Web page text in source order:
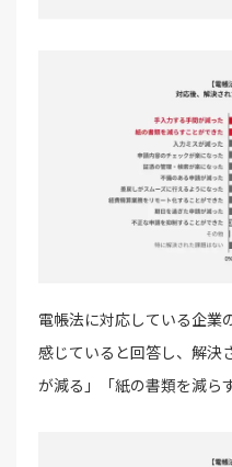
電帳法に対応している企業
感じていると回答し、解決
が減る」「紙の書類を減ら